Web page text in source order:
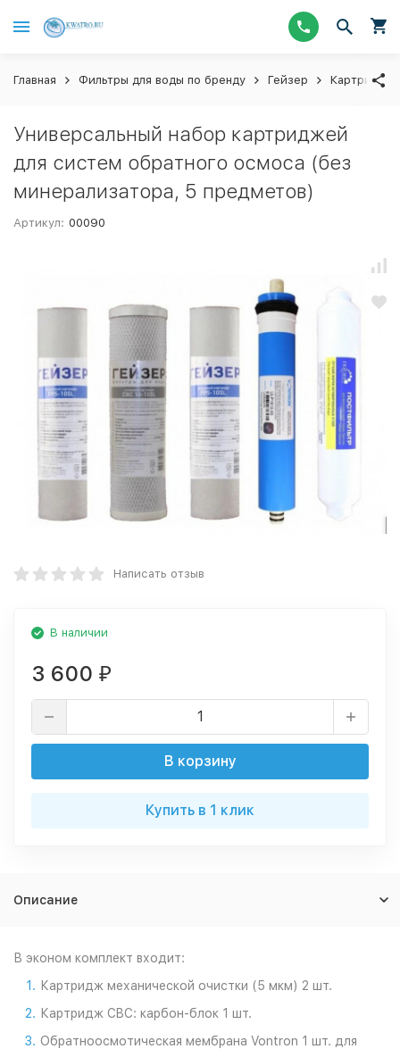
Главная Фильтры для воды по бренду Гейзер Картриджи
Универсальный набор картриджей
для систем обратного осмоса (без
минерализатора, 5 предметов)
Артикул: 00090
Написать отзыв
В наличии
3 600 ₽
В корзину
Купить в 1 клик
Описание
В эконом комплект входит:
Картридж механической очистки (5 мкм) 2 шт.
Картридж CBC: карбон-блок 1 шт.
Обратноосмотическая мембрана Vontron 1 шт. для